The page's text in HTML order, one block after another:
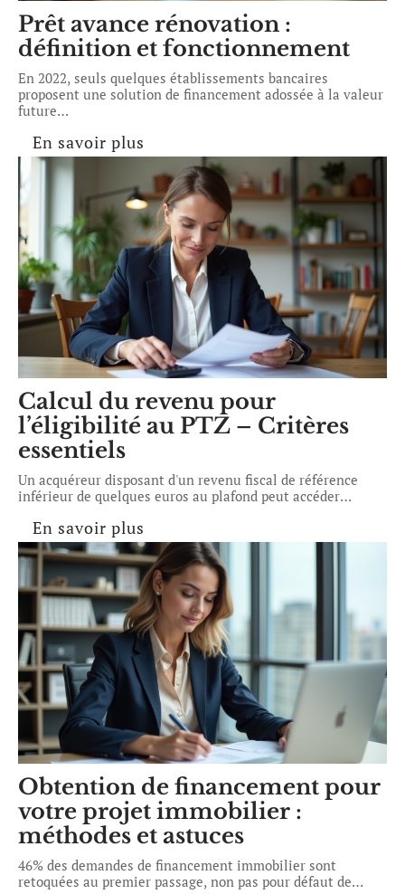
Prêt avance rénovation :
définition et fonctionnement
En 2022, seuls quelques établissements bancaires
proposent une solution de financement adossée à la valeur
future…
En savoir plus
Calcul du revenu pour
l’éligibilité au PTZ – Critères
essentiels
Un acquéreur disposant d'un revenu fiscal de référence
inférieur de quelques euros au plafond peut accéder…
En savoir plus
Obtention de financement pour
votre projet immobilier :
méthodes et astuces
46% des demandes de financement immobilier sont
retoquées au premier passage, non pas pour défaut de…